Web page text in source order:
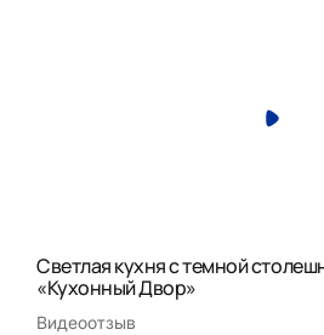
Светлая кухня с темной
«Кухонный Двор»
Видеоотзыв